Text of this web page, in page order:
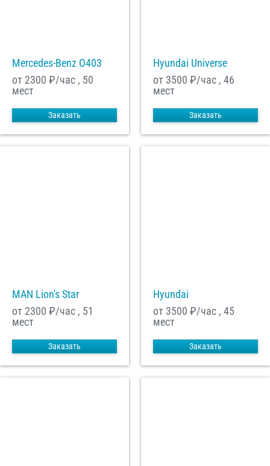
Mercedes-Benz О403
от 2300 ₽/час , 50
мест
Заказать
Hyundai Universe
от 3500 ₽/час , 46
мест
Заказать
MAN Lion's Star
от 2300 ₽/час , 51
мест
Заказать
Hyundai
от 3500 ₽/час , 45
мест
Заказать